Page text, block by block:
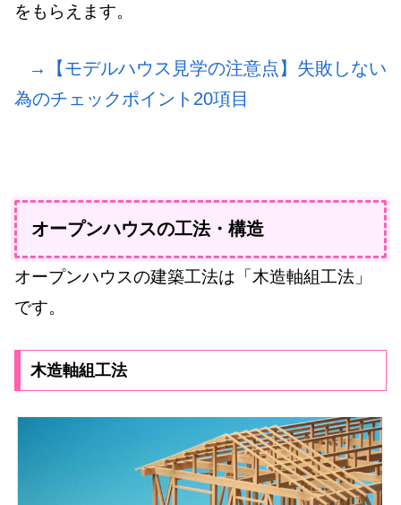
をもらえます。
→【モデルハウス見学の注意点】失敗しない
為のチェックポイント20項目
オープンハウスの工法・構造
オープンハウスの建築工法は「木造軸組工法」
です。
木造軸組工法